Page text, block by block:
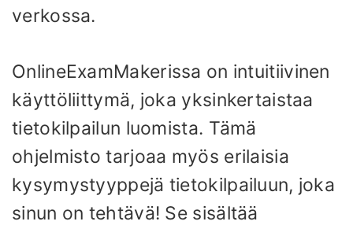
verkossa.
OnlineExamMakerissa on intuitiivinen
käyttöliittymä, joka yksinkertaistaa
tietokilpailun luomista. Tämä
ohjelmisto tarjoaa myös erilaisia ​​
kysymystyyppejä tietokilpailuun, joka
sinun on tehtävä! Se sisältää